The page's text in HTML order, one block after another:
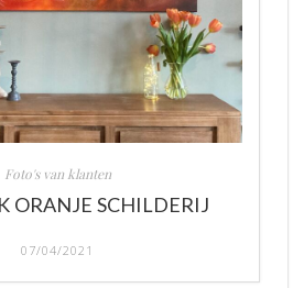
Foto's van klanten
ORANJE SCHILDERIJ
07/04/2021